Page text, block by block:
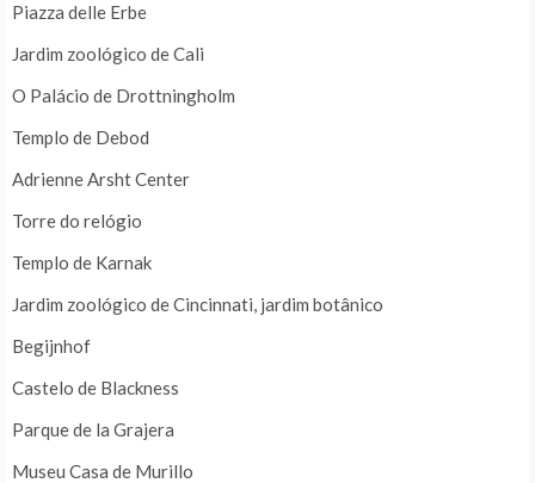
Piazza delle Erbe
Jardim zoológico de Cali
O Palácio de Drottningholm
Templo de Debod
Adrienne Arsht Center
Torre do relógio
Templo de Karnak
Jardim zoológico de Cincinnati, jardim botânico
Begijnhof
Castelo de Blackness
Parque de la Grajera
Museu Casa de Murillo